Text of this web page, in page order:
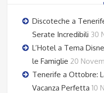
Discoteche a
Serate Incredibili 30
L’Hotel a Tema
le Famiglie 20
Tenerife a Ottobre:
Vacanza Perfetta 10